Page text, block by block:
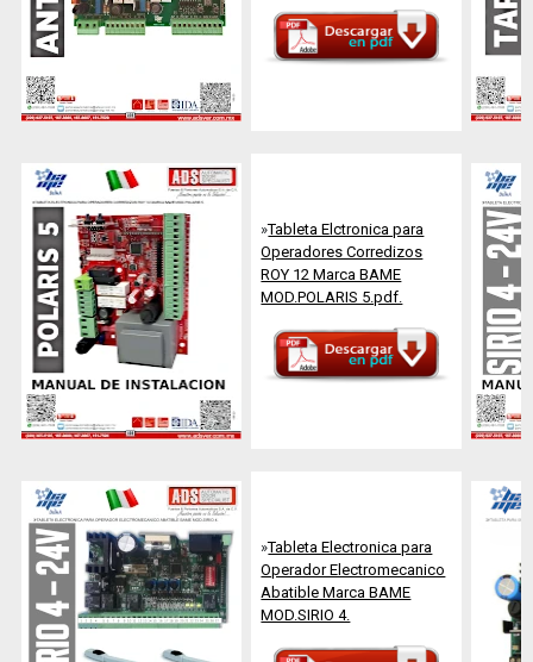
»Tableta Elctronica para
Operadores Corredizos
ROY 12 Marca BAME
MOD.POLARIS 5.pdf.
»Tableta Electronica para
Operador Electromecanico
Abatible Marca BAME
MOD.SIRIO 4.